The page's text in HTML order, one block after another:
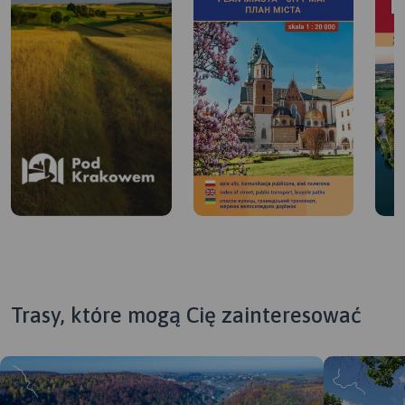
najbardziej wymagający odcinek trasy. Wąską dróżką
będziemy wspinać się na Uroczysko Kowadza. Wszelkie
niedogodności wynagrodzi nam przepiękny widok na
Tyniec oraz urokliwa polana z wieloma fantastycznymi
motylami. Zejście z Uroczyska odbywa się po skalnych
półkach (jest stromo!). Przed nami jeszcze ostatnia
atrakcja – aby do niej dotrzeć trzeba przejść do końca
ulicy Toporczyków. Z Uroczyska Wielkanoc rozpościera się
ostatnia już panorama tynieckich zabudowań.
Do parkingu wracamy ul. Obrońców Tyńca oraz ul. Danusi
Warto wiedzieć!
Z Lasami Tynieckimi wiąże się najstarsza skawińska
legenda. Jej akcja toczy się aż 285 lat przed powstaniem
Trasy, które mogą Cię zainteresować